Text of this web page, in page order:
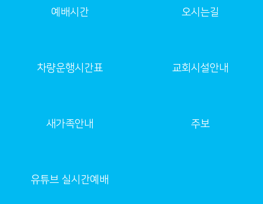
예배시간 오시는길
차량운행시간표 교회시설안내
새가족안내 주보
유튜브 실시간예배